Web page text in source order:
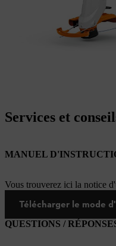
Services et
MANUEL
Vous trouverez ici la notice
Télécharger le mode
QUESTIONS /